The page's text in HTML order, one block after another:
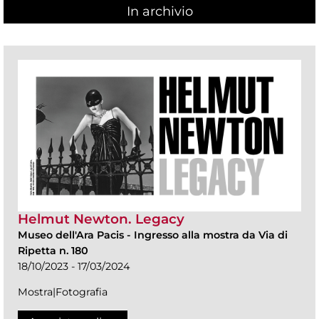
In archivio
Helmut Newton. Legacy
Museo dell'Ara Pacis - Ingresso alla mostra da Via di
Ripetta n. 180
18/10/2023 - 17/03/2024
Mostra|Fotografia